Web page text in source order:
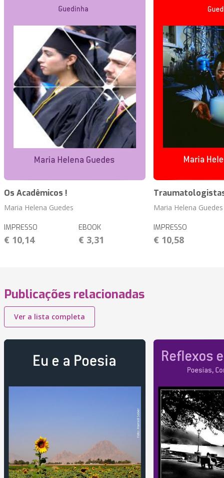
Os Acadêmicos !
Maria Helena Guedes
IMPRESSO
€ 10,14
EBOOK
€ 3,31
Maria Helena Guedes
IMPRESSO
€ 10,58
Publicações relacionadas
Ver a lista completa